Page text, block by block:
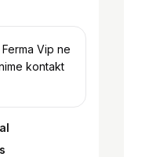
Vip ne